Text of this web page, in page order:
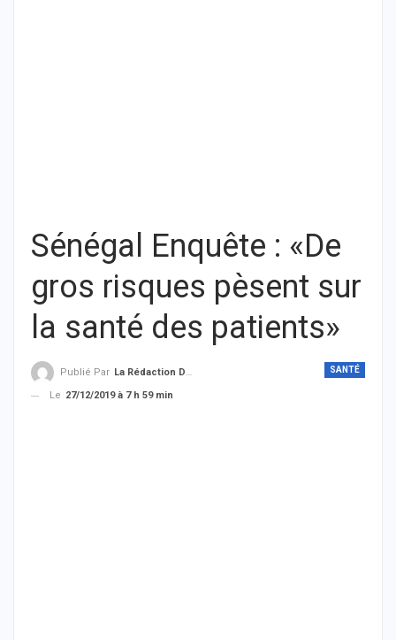
Sénégal Enquête : «De
gros risques pèsent sur
la santé des patients»
SANTÉ
Publié Par La Rédaction De THIEYSENEGAL.com
Le 27/12/2019 à 7 h 59 min